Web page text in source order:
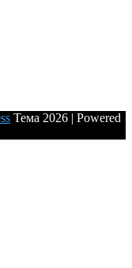
Тема 2026 | Powered